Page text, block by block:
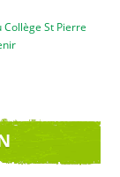
St Pierre